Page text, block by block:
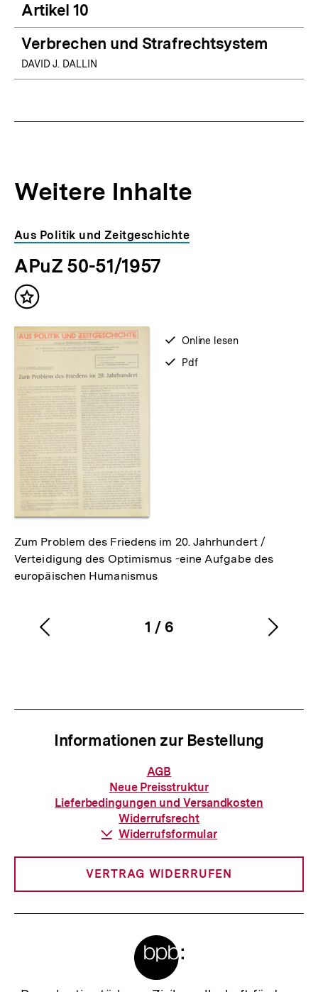
Artikel 10
Verbrechen und Strafrechtsystem
DAVID J. DALLIN
Weitere Inhalte
Inhaltskarousell
für
weitere
Inhalte
Inhaltskarussell
überspringen
Aus Politik und Zeitgeschichte
APuZ 50-51/1957
Inhalt
verfügbar
Online lesen
verfügbar
Pdf
Zum Problem des Friedens im 20. Jahrhundert /
Verteidigung des Optimismus -eine Aufgabe des
europäischen Humanismus
Karussellinhalt
1
von
/ 6
Vorherigen
Informationen zur Bestellung
Informationen
zur
Bestellung
AGB
Neue Preisstruktur
Lieferbedingungen und Versandkosten
Widerrufsrecht
Download-
Widerrufsformular
VERTRAG WIDERRUFEN